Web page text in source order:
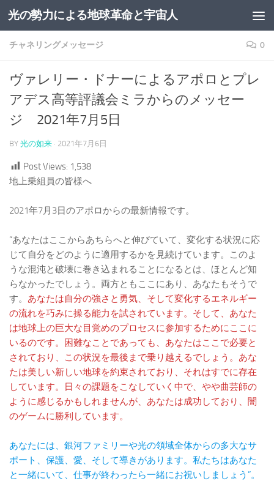
コンテンツへスキップ
光の勢力による地球革命と宇宙人
チャネリングメッセージ 0
ヴァレリー・ドナーによるアポロとプレ
アデス高等評議会ミラからのメッセー
ジ 2021年7月5日
BY 光の如来 · 2021年7月6日
Post Views: 1,538
地上乗組員の皆様へ
2021年7月3日のアポロからの最新情報です。
“あなたはここからあちらへと伸びていて、変化する状況に応
じて自分をどのように適用するかを見続けています。このよ
うな混沌と破壊に巻き込まれることになるとは、ほとんど知
らなかったでしょう。両方ともここにあり、あなたもそうで
す。 あなたは自分の強さと勇気、そして変化するエネルギー
の流れを巧みに操る能力を試されています。そして、あなた
は地球上の巨大な目覚めのプロセスに参加するためにここに
いるのです。困難なことであっても、あなたはここで必要と
されており、この状況を最後まで乗り越えるでしょう。あな
たは美しい新しい地球を約束されており、それはすでに存在
しています。日々の課題をこなしていく中で、やや曲芸師の
ように感じるかもしれませんが、あなたは成功しており、闇
のゲームに勝利しています。
あなたには、銀河ファミリーや光の領域全体からの多大なサ
ポート、保護、愛、そして導きがあります。私たちはあなた
と一緒にいて、仕事が終わったら一緒にお祝いしましょう”。